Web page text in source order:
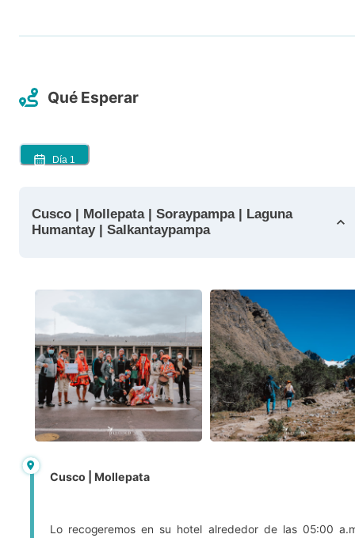
Qué Esperar
Día 1
Cusco | Mollepata | Soraypampa | Laguna
Humantay | Salkantaypampa
Cusco | Mollepata
Lo recogeremos en su hotel alrededor de las 05:00